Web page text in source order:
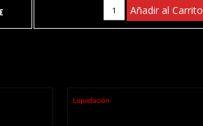
Añadir al Carrito
Liquidación